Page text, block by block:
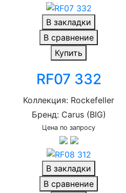
В закладки
В сравнение
Купить
RF07 332
Коллекция: Rockefeller
Бренд: Carus (BIG)
Цена по запросу
В закладки
В сравнение